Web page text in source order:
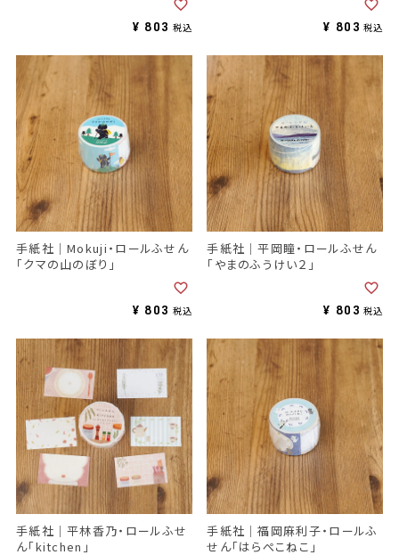
¥ 803 税込 ¥ 803 税込
手紙社｜Mokuji・ロールふせん
「クマの山のぼり」
¥ 803 税込
手紙社｜平岡瞳・ロールふせん
「やまのふうけい２」
¥ 803 税込
手紙社｜平林香乃・ロールふせ
ん「kitchen」
手紙社｜福岡麻利子・ロールふ
せん「はらぺこねこ」